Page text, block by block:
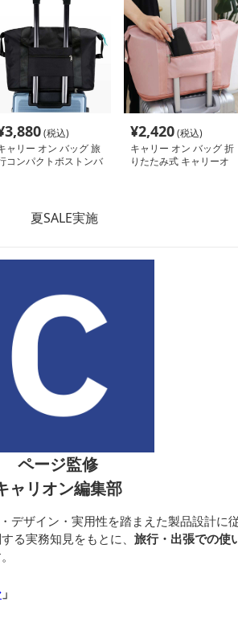
3,880(税込)
ャリー オン バッグ 旅
コンパクトボストンバ
¥2,420(税込)
キャリー オン バッグ 折
りたたみ式 キャリーオ
ページ監修
ャリオン編集部
ザイン・実用性を踏まえた製品設計に
る実務知見をもとに、 旅行・出張での使
」